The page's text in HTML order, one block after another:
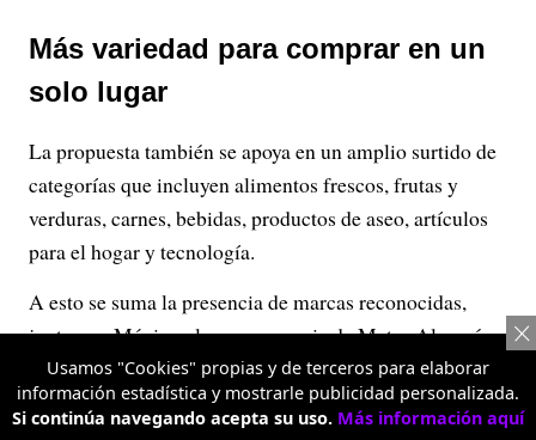
Más variedad para comprar en un
solo lugar
La propuesta también se apoya en un amplio surtido de
categorías que incluyen alimentos frescos, frutas y
verduras, carnes, bebidas, productos de aseo, artículos
para el hogar y tecnología.
A esto se suma la presencia de marcas reconocidas,
junto con Máxima, la marca propia de Metro Almacén,
desarrollada para ofrecer una alternativa de calidad a
precios competitivos.
Usamos "Cookies" propias y de terceros para elaborar
información estadística y mostrarle publicidad personalizada.
Si continúa navegando acepta su uso. Más información aquí